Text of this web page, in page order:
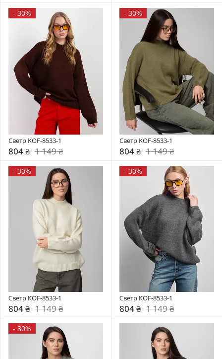
- 30%
Светр KOF-8533-1
804 ₴ 1 149 ₴
- 30%
Светр KOF-8533-1
804 ₴ 1 149 ₴
- 30%
Светр KOF-8533-1
804 ₴ 1 149 ₴
- 30%
Светр KOF-8533-1
804 ₴ 1 149 ₴
- 30%